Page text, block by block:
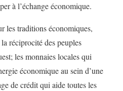
à l’échange économique.
les traditions économiques,
réciprocité des peuples
les monnaies locales qui
économique au sein d’une
de crédit qui aide toutes les